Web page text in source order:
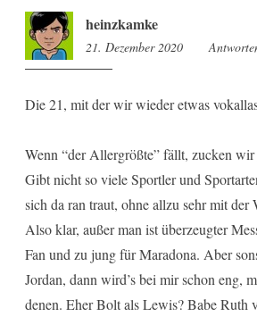
heinzkamke
21. Dezember 2020 20:54
Die 21, mit der wir wieder etwas
Wenn “der Allergrößte” fällt, zucken wir
Gibt nicht so viele Sportler und
sich da ran traut, ohne allzu sehr mit der
Also klar, außer man ist überzeugter
Fan und zu jung für Maradona. Aber
Jordan, dann wird’s bei mir schon eng,
denen. Eher Bolt als Lewis? Babe Ruth